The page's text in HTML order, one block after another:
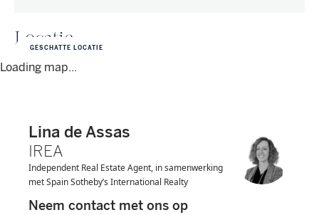
Locatie
Loading map...
GESCHATTE LOCATIE
Lina de Assas
IREA
Independent Real Estate Agent, in samenwerking
met Spain Sotheby’s International Realty
Neem contact met ons op